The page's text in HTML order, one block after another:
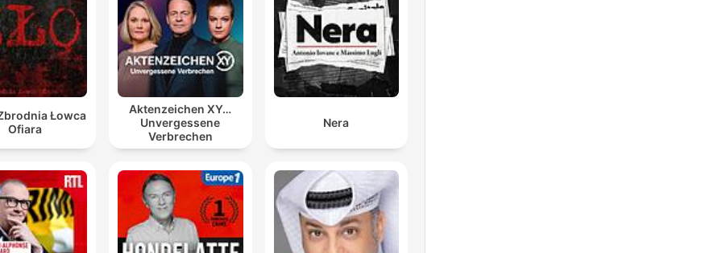
Łowca
Ofiara
Aktenzeichen XY…
Unvergessene
Verbrechen
Nera